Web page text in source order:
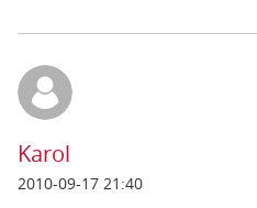
Karol
2010-09-17 21:40